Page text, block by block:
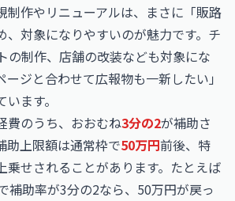
制作やリニューアルは、まさに「販路
、対象になりやすいのが魅力です。チ
の制作、店舗の改装なども対象にな
ージと合わせて広報物も一新したい」
ます。
費のうち、おおむね3分の2が補助さ
助上限額は通常枠で50万円前後、特
乗せされることがあります。たとえば
補助率が3分の2なら、50万円が戻っ